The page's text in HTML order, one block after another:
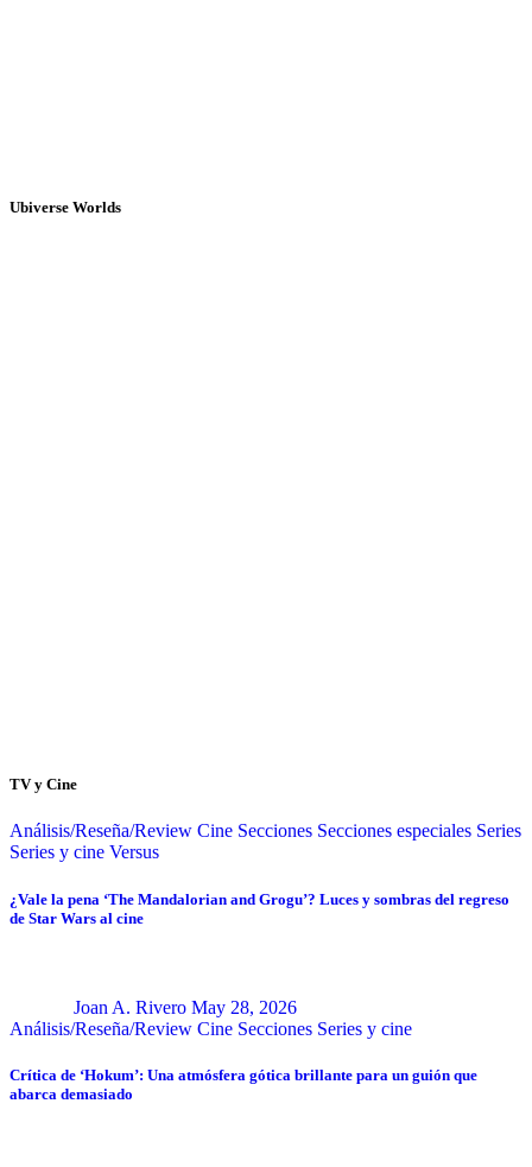
Ubiverse Worlds
TV y Cine
Análisis/Reseña/Review Cine Secciones Secciones especiales Series
Series y cine Versus
¿Vale la pena ‘The Mandalorian and Grogu’? Luces y sombras del regreso
de Star Wars al cine
Joan A. Rivero May 28, 2026
Análisis/Reseña/Review Cine Secciones Series y cine
Crítica de ‘Hokum’: Una atmósfera gótica brillante para un guión que
abarca demasiado